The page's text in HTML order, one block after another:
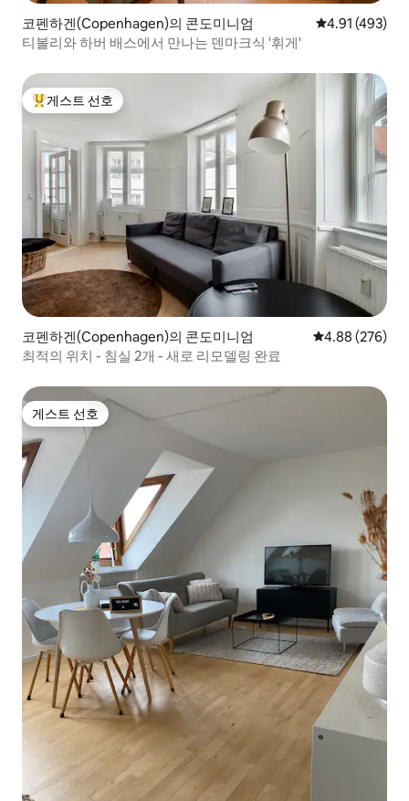
코펜하겐(Copenhagen)의 콘도미니엄 평점 4.91점(5
4.91 (493)
티볼리와 하버 배스에서 만나는 덴마크식 '휘게'
상위 게스트 선호
게스트 선호
코펜하겐(Copenhagen)의 콘도미니엄 평점 4.88점(5
4.88 (276)
최적의 위치 - 침실 2개 - 새로 리모델링 완료
게스트 선호
게스트 선호